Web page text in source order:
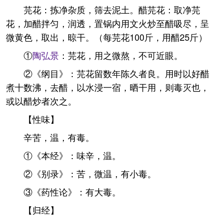
芫花：拣净杂质，筛去泥土。醋芫花：取净芫
花，加醋拌匀，润透，置锅内用文火炒至醋吸尽，呈
微黄色，取出，晾干。（每芫花100斤，用醋25斤）
①陶弘景 ：芫花，用之微熬，不可近眼。
②《纲目》：芫花留数年陈久者良。用时以好醋
煮十数沸，去醋，以水浸一宿，晒干用，则毒灭也，
或以醋炒者次之。
【性味】
辛苦，温，有毒。
①《本经》：味辛，温。
②《别录》：苦，微温，有小毒。
③《药性论》：有大毒。
【归经】